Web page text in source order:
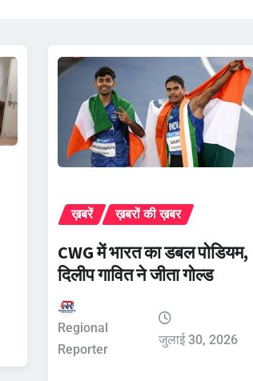
ख़बरें ख़बरों की ख़बर
CWG में भारत का डबल पोडियम,
दिलीप गावित ने जीता गोल्ड
Regional
Reporter
जुलाई 30, 2026